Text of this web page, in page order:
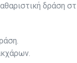
δράση